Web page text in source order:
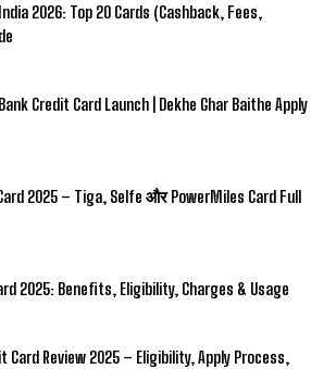
2026: Top 20 Cards (Cashback, Fees,
Credit Card Launch | Dekhe Ghar Baithe Apply
2025 – Tiga, Selfe और PowerMiles Card Full
2025: Benefits, Eligibility, Charges & Usage
Card Review 2025 – Eligibility, Apply Process,